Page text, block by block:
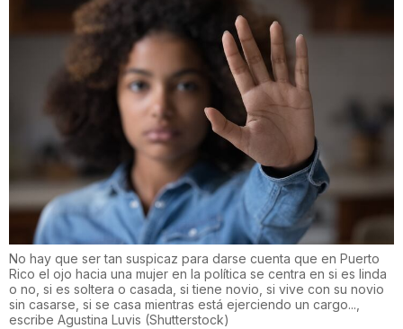
No hay que ser tan suspicaz para darse cuenta que en Puerto
Rico el ojo hacia una mujer en la política se centra en si es linda
o no, si es soltera o casada, si tiene novio, si vive con su novio
sin casarse, si se casa mientras está ejerciendo un cargo...,
escribe Agustina Luvis (Shutterstock)